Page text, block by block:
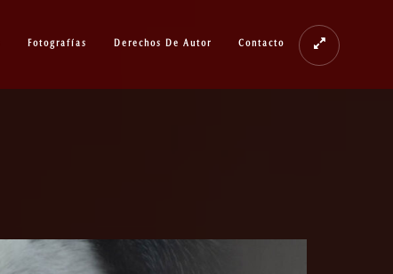
Fotografías Derechos De Autor Contacto